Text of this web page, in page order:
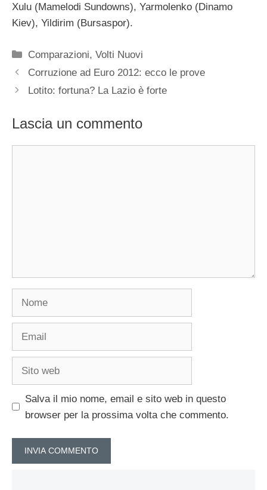
Xulu (Mamelodi Sundowns), Yarmolenko (Dinamo
Kiev), Yildirim (Bursaspor).
Categorie
Comparazioni,Volti Nuovi
Corruzione ad Euro 2012: ecco le prove
Lotito: fortuna? La Lazio è forte
Lascia un commento
Salva il mio nome, email e sito web in questo
browser per la prossima volta che commento.